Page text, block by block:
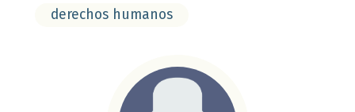
derechos humanos